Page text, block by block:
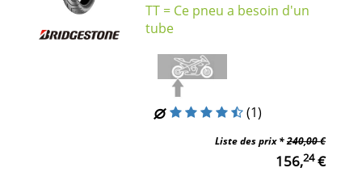
TT = Ce pneu a besoin d'un
tube
(1)
Liste des prix *240,00 €
156,24€